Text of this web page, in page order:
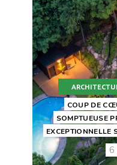
COUP DE
SOMPTUEUSE
EXCEPTIONNELLE
6